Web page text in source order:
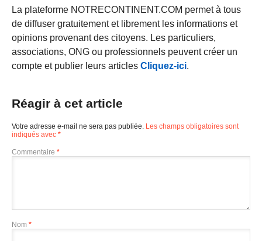
La plateforme NOTRECONTINENT.COM permet à tous
de diffuser gratuitement et librement les informations et
opinions provenant des citoyens. Les particuliers,
associations, ONG ou professionnels peuvent créer un
compte et publier leurs articles Cliquez-ici.
Réagir à cet article
Votre adresse e-mail ne sera pas publiée. Les champs obligatoires sont
indiqués avec *
Commentaire *
Nom *